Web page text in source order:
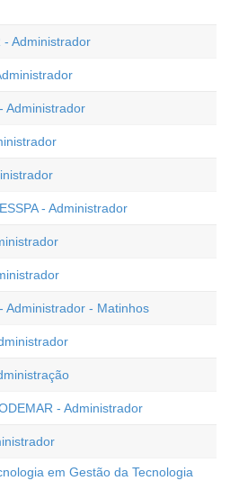
- Administrador
Administrador
- Administrador
Administrador - Matinhos
- Administrador
em Gestão da Tecnologia